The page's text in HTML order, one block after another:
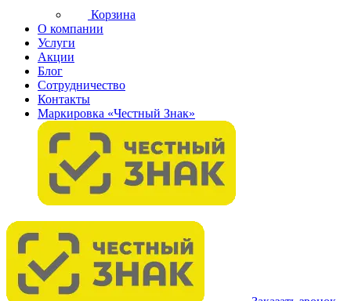
Корзина
О компании
Услуги
Акции
Блог
Сотрудничество
Контакты
Маркировка «Честный Знак»